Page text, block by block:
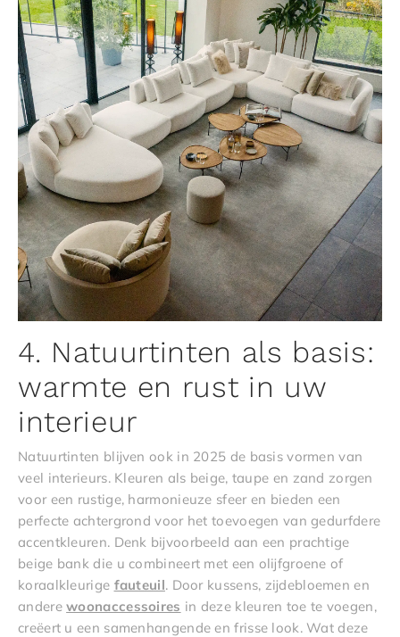
4. Natuurtinten als basis:
warmte en rust in uw
interieur
Natuurtinten blijven ook in 2025 de basis vormen van
veel interieurs. Kleuren als beige, taupe en zand zorgen
voor een rustige, harmonieuze sfeer en bieden een
perfecte achtergrond voor het toevoegen van gedurfdere
accentkleuren. Denk bijvoorbeeld aan een prachtige
beige bank die u combineert met een olijfgroene of
koraalkleurige fauteuil. Door kussens, zijdebloemen en
anderewoonaccessoires in deze kleuren toe te voegen,
creëert u een samenhangende en frisse look. Wat deze